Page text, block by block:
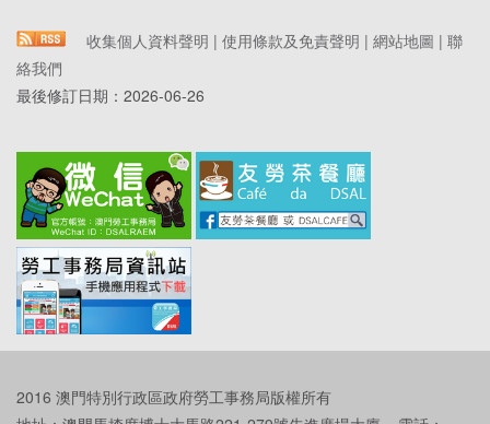
收集個人資料聲明 | 使用條款及免責聲明 | 網站地圖 | 聯
絡我們
最後修訂日期： 2026-06-26
2016 澳門特別行政區政府勞工事務局版權所有